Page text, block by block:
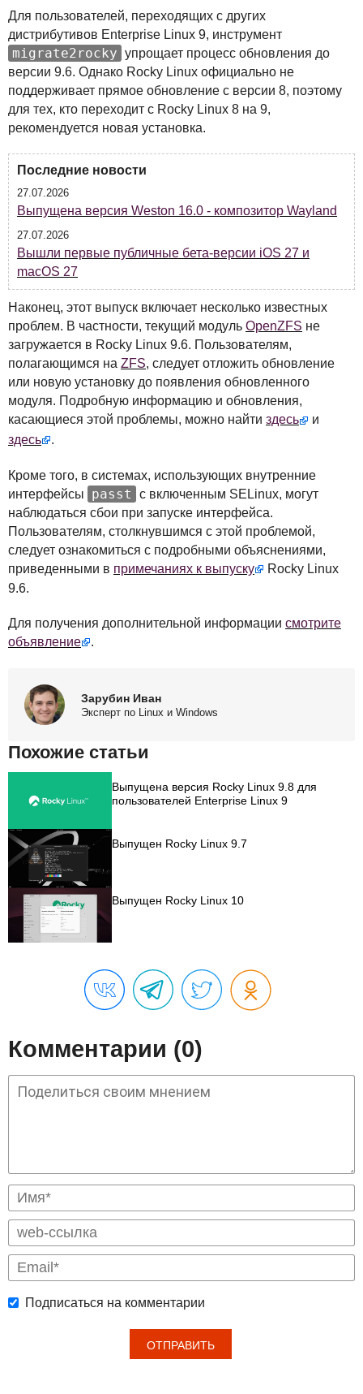
Для пользователей, переходящих с других
дистрибутивов Enterprise Linux 9, инструмент
migrate2rocky упрощает процесс обновления до
версии 9.6. Однако Rocky Linux официально не
поддерживает прямое обновление с версии 8, поэтому
для тех, кто переходит с Rocky Linux 8 на 9,
рекомендуется новая установка.
Последние новости
27.07.2026
Выпущена версия Weston 16.0 - композитор Wayland
27.07.2026
Вышли первые публичные бета-версии iOS 27 и
macOS 27
Наконец, этот выпуск включает несколько известных
проблем. В частности, текущий модуль OpenZFS не
загружается в Rocky Linux 9.6. Пользователям,
полагающимся на ZFS, следует отложить обновление
или новую установку до появления обновленного
модуля. Подробную информацию и обновления,
касающиеся этой проблемы, можно найти здесь
и
здесь
.
Кроме того, в системах, использующих внутренние
интерфейсы
passt с включенным SELinux, могут
наблюдаться сбои при запуске интерфейса.
Пользователям, столкнувшимся с этой проблемой,
следует ознакомиться с подробными объяснениями,
приведенными в примечаниях к выпуску
Rocky Linux
9.6.
Для получения дополнительной информации смотрите
объявление
.
Зарубин Иван
Эксперт по Linux и Windows
Похожие статьи
Выпущена версия Rocky Linux 9.8 для
пользователей Enterprise Linux 9
Выпущен Rocky Linux 9.7
Выпущен Rocky Linux 10
Комментарии (0)
Подписаться на комментарии